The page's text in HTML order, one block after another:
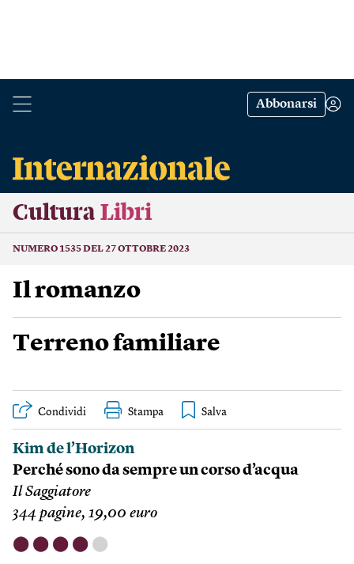
Abbonarsi
Cultura Libri
NUMERO 1535 DEL 27 OTTOBRE 2023
Il romanzo
Terreno familiare
Condividi Stampa
Kim de l’Horizon
Perché sono da sempre un corso d’acqua
Il Saggiatore
344 pagine, 19,00 euro
⬤ ⬤ ⬤ ⬤ ⬤